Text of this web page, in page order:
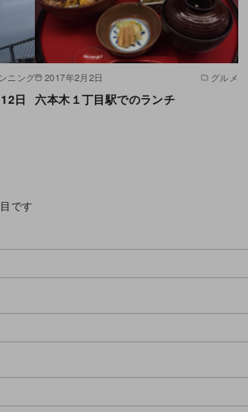
ニング
日
2017年2月2日 グルメ
六本木１丁目駅でのランチ
です